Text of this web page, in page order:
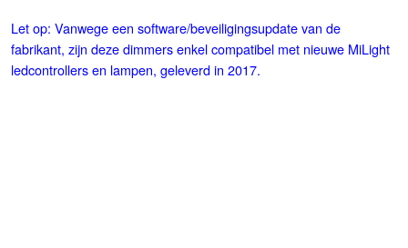
Let op: Vanwege een software/beveiligingsupdate van de
fabrikant, zijn deze dimmers enkel compatibel met nieuwe MiLight
ledcontrollers en lampen, geleverd in 2017.